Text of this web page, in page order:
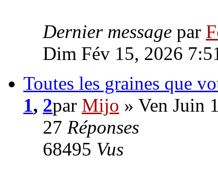
Dernier message par
Dim Fév 15, 2026
Toutes les graines que
1, 2par Mijo » Ven Juin
27 Réponses
68495 Vus